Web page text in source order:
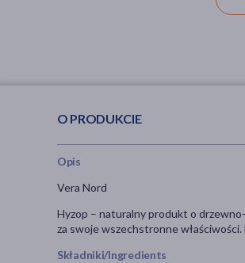
O PRODUKCIE
Opis
Vera Nord
Hyzop – naturalny produkt o
za swoje wszechstronne
Składniki/Ingredients